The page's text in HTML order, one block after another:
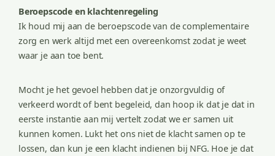
Beroepscode en klachtenregeling
Ik houd mij aan de beroepscode van de complementaire
zorg en werk altijd met een overeenkomst zodat je weet
waar je aan toe bent.
Mocht je het gevoel hebben dat je onzorgvuldig of
verkeerd wordt of bent begeleid, dan hoop ik dat je dat in
eerste instantie aan mij vertelt zodat we er samen uit
kunnen komen. Lukt het ons niet de klacht samen op te
lossen, dan kun je een klacht indienen bij NFG. Hoe je dat